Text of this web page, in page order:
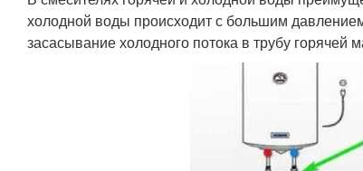
холодной воды происходит с большим
засасывание холодного потока в трубу горячей